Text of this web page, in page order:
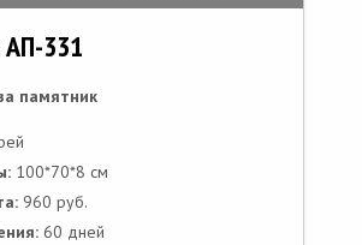
331
памятник
100*70*8 см
960 руб.
60 дней